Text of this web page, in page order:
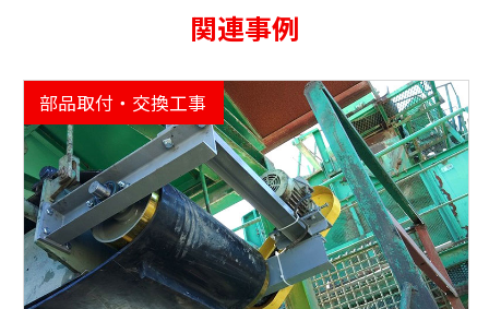
関連事例
部品取付・交換工事